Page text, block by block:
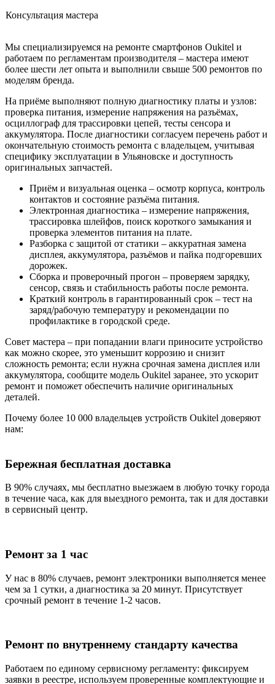
Консультация мастера
Мы специализируемся на ремонте смартфонов Oukitel и
работаем по регламентам производителя – мастера имеют
более шести лет опыта и выполнили свыше 500 ремонтов по
моделям бренда.
На приёме выполняют полную диагностику платы и узлов:
проверка питания, измерение напряжения на разъёмах,
осциллограф для трассировки цепей, тесты сенсора и
аккумулятора. После диагностики согласуем перечень работ и
окончательную стоимость ремонта с владельцем, учитывая
специфику эксплуатации в Ульяновске и доступность
оригинальных запчастей.
Приём и визуальная оценка – осмотр корпуса, контроль
контактов и состояние разъёма питания.
Электронная диагностика – измерение напряжения,
трассировка шлейфов, поиск короткого замыкания и
проверка элементов питания на плате.
Разборка с защитой от статики – аккуратная замена
дисплея, аккумулятора, разъёмов и пайка подгоревших
дорожек.
Сборка и проверочный прогон – проверяем зарядку,
сенсор, связь и стабильность работы после ремонта.
Краткий контроль в гарантированный срок – тест на
заряд/рабочую температуру и рекомендации по
профилактике в городской среде.
Совет мастера – при попадании влаги приносите устройство
как можно скорее, это уменьшит коррозию и снизит
сложность ремонта; если нужна срочная замена дисплея или
аккумулятора, сообщите модель Oukitel заранее, это ускорит
ремонт и поможет обеспечить наличие оригинальных
деталей.
Почему более 10 000 владельцев устройств Oukitel доверяют
нам:
Бережная бесплатная доставка
В 90% случаях, мы бесплатно выезжаем в любую точку города
в течение часа, как для выездного ремонта, так и для доставки
в сервисный центр.
Ремонт за 1 час
У нас в 80% случаев, ремонт электроники выполняется менее
чем за 1 сутки, а диагностика за 20 минут. Присутствует
срочный ремонт в течение 1-2 часов.
Ремонт по внутреннему стандарту качества
Работаем по единому сервисному регламенту: фиксируем
заявки в реестре, используем проверенные комплектующие и